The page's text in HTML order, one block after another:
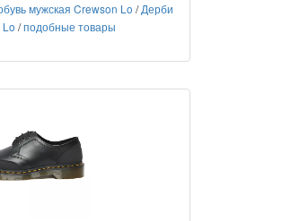
мужская Crewson Lo /Дерби
/подобные товары